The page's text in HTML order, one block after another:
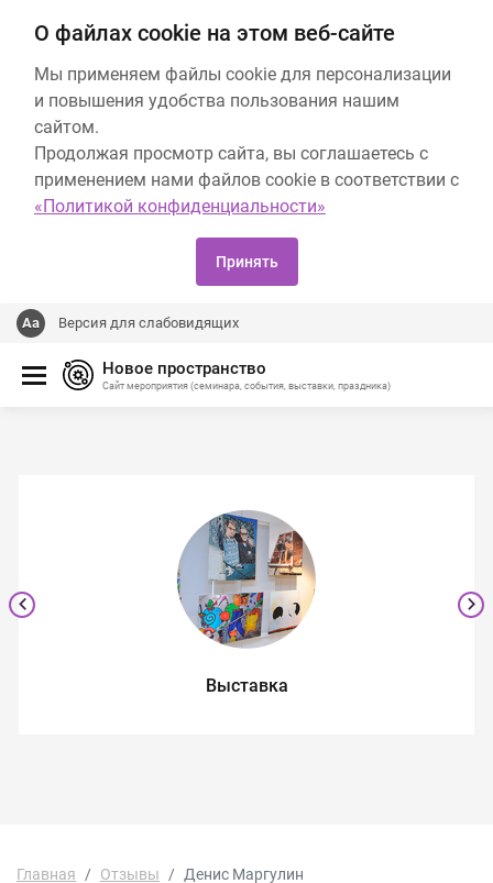
О файлах cookie на этом веб-сайте
Мы применяем файлы cookie для персонализации
и повышения удобства пользования нашим
сайтом.
Продолжая просмотр сайта, вы соглашаетесь с
применением нами файлов cookie в соответствии с
«Политикой конфиденциальности»
Принять
Версия для слабовидящих
Новое пространство
Сайт мероприятия (семинара, события, выставки, праздника)
Выставка
Главная Отзывы Денис Маргулин